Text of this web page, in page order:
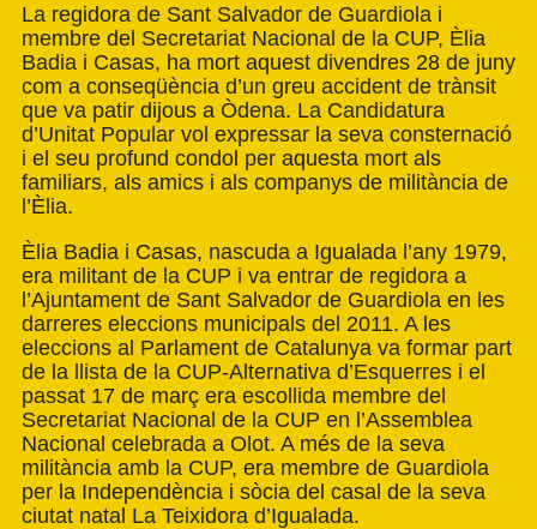
La regidora de Sant Salvador de Guardiola i
membre del Secretariat Nacional de la CUP, Èlia
Badia i Casas, ha mort aquest divendres 28 de juny
com a conseqüència d’un greu accident de trànsit
que va patir dijous a Òdena. La Candidatura
d’Unitat Popular vol expressar la seva consternació
i el seu profund condol per aquesta mort als
familiars, als amics i als companys de militància de
l’Èlia.
Èlia Badia i Casas, nascuda a Igualada l’any 1979,
era militant de la CUP i va entrar de regidora a
l’Ajuntament de Sant Salvador de Guardiola en les
darreres eleccions municipals del 2011. A les
eleccions al Parlament de Catalunya va formar part
de la llista de la CUP-Alternativa d’Esquerres i el
passat 17 de març era escollida membre del
Secretariat Nacional de la CUP en l’Assemblea
Nacional celebrada a Olot. A més de la seva
militància amb la CUP, era membre de Guardiola
per la Independència i sòcia del casal de la seva
ciutat natal La Teixidora d’Igualada.